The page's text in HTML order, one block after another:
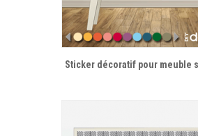
Sticker décoratif pour meuble